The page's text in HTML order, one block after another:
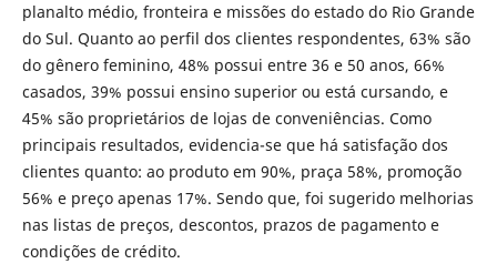
planalto médio, fronteira e missões do estado do Rio Grande
do Sul. Quanto ao perfil dos clientes respondentes, 63% são
do gênero feminino, 48% possui entre 36 e 50 anos, 66%
casados, 39% possui ensino superior ou está cursando, e
45% são proprietários de lojas de conveniências. Como
principais resultados, evidencia-se que há satisfação dos
clientes quanto: ao produto em 90%, praça 58%, promoção
56% e preço apenas 17%. Sendo que, foi sugerido melhorias
nas listas de preços, descontos, prazos de pagamento e
condições de crédito.